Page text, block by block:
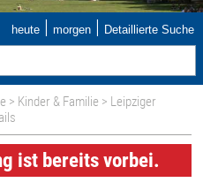
heute | morgen | Detaillierte Suche
> Kinder & Familie > Leipziger
ist bereits vorbei.